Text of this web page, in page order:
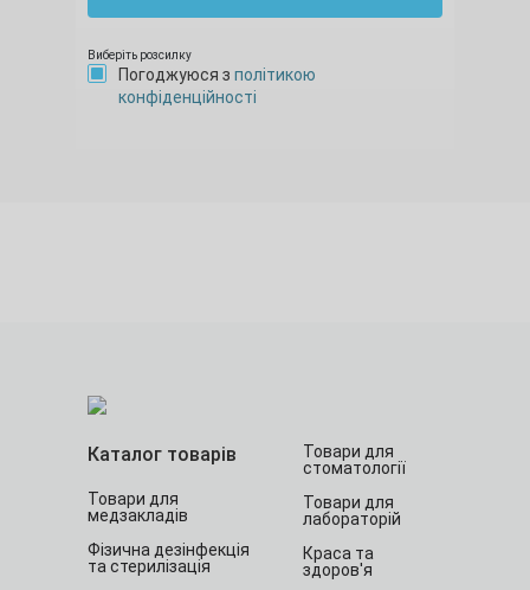
Виберіть розсилку
Погоджуюся з політикою
конфіденційності
Каталог товарів
Товари для
медзакладів
Фізична дезінфекція
та стерилізація
Товари для
стоматології
Товари для
лабораторій
Краса та
здоров'я